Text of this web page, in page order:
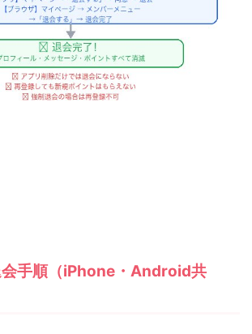
会手順（iPhone・Android共